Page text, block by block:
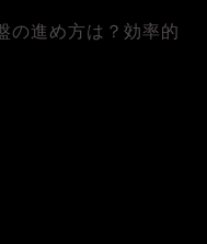
の進め方は？効率的